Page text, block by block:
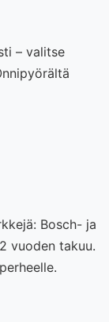
– valitse
Bosch- ja
vuoden takuu.